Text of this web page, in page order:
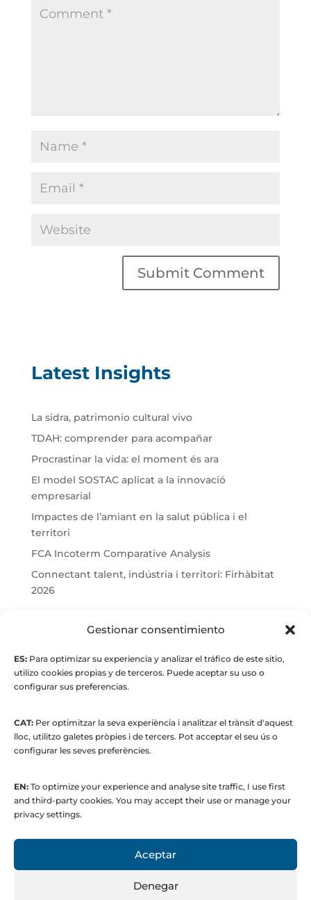
Gestionar consentimiento
ES: Para optimizar su experiencia y analizar el tráfico de este sitio,
utilizo cookies propias y de terceros. Puede aceptar su uso o
configurar sus preferencias.
CAT: Per optimitzar la seva experiència i analitzar el trànsit d'aquest
lloc, utilitzo galetes pròpies i de tercers. Pot acceptar el seu ús o
configurar les seves preferències.
EN: To optimize your experience and analyse site traffic, I use first
and third-party cookies. You may accept their use or manage your
privacy settings.
Aceptar
Denegar
Latest Insights
La sidra, patrimonio cultural vivo
TDAH: comprender para acompañar
Procrastinar la vida: el moment és ara
El model SOSTAC aplicat a la innovació
empresarial
Impactes de l’amiant en la salut pública i el
territori
FCA Incoterm Comparative Analysis
Connectant talent, indústria i territori: Firhàbitat
2026
© Maria Fernandez Alonso
Full index
© 2015 to present. María Fernández Alonso
Strategic Manager | Corporate